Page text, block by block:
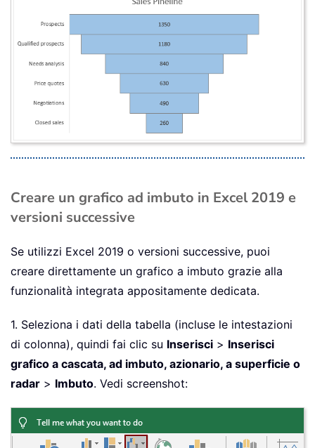
Creare un grafico ad imbuto in Excel 2019 e
versioni successive
Se utilizzi Excel 2019 o versioni successive, puoi
creare direttamente un grafico a imbuto grazie alla
funzionalità integrata appositamente dedicata.
1. Seleziona i dati della tabella (incluse le intestazioni
di colonna), quindi fai clic su Inserisci > Inserisci
grafico a cascata, ad imbuto, azionario, a superficie o
radar > Imbuto. Vedi screenshot: